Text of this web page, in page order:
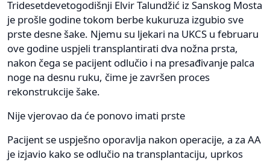
Tridesetdevetogodišnji Elvir Talundžić iz Sanskog Mosta
je prošle godine tokom berbe kukuruza izgubio sve
prste desne šake. Njemu su ljekari na UKCS u februaru
ove godine uspjeli transplantirati dva nožna prsta,
nakon čega se pacijent odlučio i na presađivanje palca
noge na desnu ruku, čime je završen proces
rekonstrukcije šake.
Nije vjerovao da će ponovo imati prste
Pacijent se uspješno oporavlja nakon operacije, a za AA
je izjavio kako se odlučio na transplantaciju, uprkos